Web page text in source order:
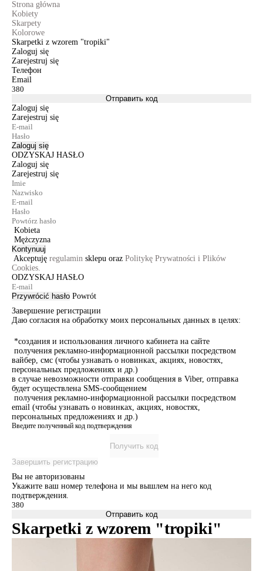
Strona główna
Kobiety
Skarpety
Kolorowe
Skarpetki z wzorem "tropiki"
Zaloguj się
Zarejestruj się
Телефон
Email
Отправить код
Zaloguj się
Zarejestruj się
Zaloguj się
ODZYSKAJ HASŁO
Zaloguj się
Zarejestruj się
Kobieta
Mężczyzna
Kontynuuj
Akceptuję regulamin sklepu oraz Politykę Prywatności i Plików
Cookies.
ODZYSKAJ HASŁO
Przywrócić hasło Powrót
Завершение регистрации
Даю согласия на обработку моих персональных данных в целях:
*создания и использования личного кабинета на сайте
получения рекламно-информационной рассылки посредством
вайбер, смс (чтобы узнавать о новинках, акциях, новостях,
персональных предложениях и др.)
в случае невозможности отправки сообщения в Viber, отправка
будет осуществлена SMS-сообщением
получения рекламно-информационной рассылки посредством
email (чтобы узнавать о новинках, акциях, новостях,
персональных предложениях и др.)
Введите полученный код подтверждения
Получить код
Завершить регистрацию
Вы не авторизованы
Укажите ваш номер телефона и мы вышлем на него код
подтверждения.
Отправить код
Skarpetki z wzorem "tropiki"